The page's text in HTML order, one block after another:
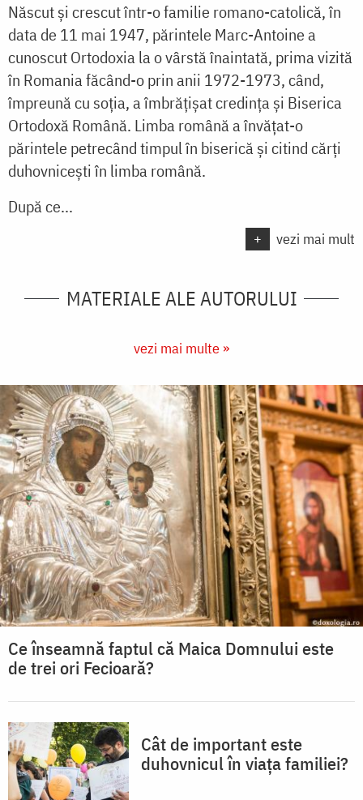
Născut și crescut într-o familie romano-catolică, în
data de 11 mai 1947, părintele Marc-Antoine a
cunoscut Ortodoxia la o vârstă înaintată, prima vizită
în Romania făcând-o prin anii 1972-1973, când,
împreună cu soția, a îmbrățișat credința și Biserica
Ortodoxă Română. Limba română a învățat-o
părintele petrecând timpul în biserică și citind cărți
duhovnicești în limba română.
După ce...
+ vezi mai mult
MATERIALE ALE AUTORULUI
vezi mai multe »
Ce înseamnă faptul că Maica Domnului este
de trei ori Fecioară?
Cât de important este
duhovnicul în viața familiei?